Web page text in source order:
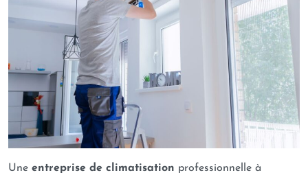
Une entreprise de climatisation professionnelle à